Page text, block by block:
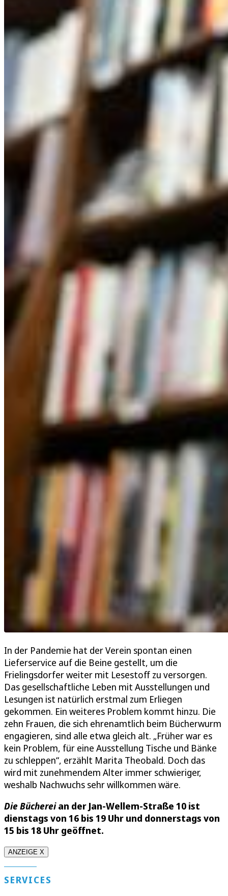
In der Pandemie hat der Verein spontan einen
Lieferservice auf die Beine gestellt, um die
Frielingsdorfer weiter mit Lesestoff zu versorgen.
Das gesellschaftliche Leben mit Ausstellungen und
Lesungen ist natürlich erstmal zum Erliegen
gekommen. Ein weiteres Problem kommt hinzu. Die
zehn Frauen, die sich ehrenamtlich beim Bücherwurm
engagieren, sind alle etwa gleich alt. „Früher war es
kein Problem, für eine Ausstellung Tische und Bänke
zu schleppen“, erzählt Marita Theobald. Doch das
wird mit zunehmendem Alter immer schwieriger,
weshalb Nachwuchs sehr willkommen wäre.
Die Büchereian der Jan-Wellem-Straße 10 ist
dienstags von 16 bis 19 Uhr und donnerstags von
15 bis 18 Uhr geöffnet.
ANZEIGE X
SERVICES